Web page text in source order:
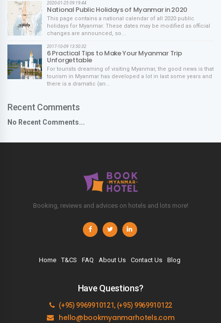
2020-01-25 09:19:44
National Public Holidays of Myanmar in 2020
This page contains a national calendar of all 2020 public
holidays for Myanmar. These dates may be modified as official
changes are announced, so...
2017-10-09 13:50:32
6 Practical Tips to Make Your Myanmar Trip
Unforgettable
For tourists dreaming of visiting Myanmar, the good news is that
tourism in Myanmar has developed a lot in last some years and
there is a dramatic (an...
Recent Comments
No Recent Comments...
Booking, reviews and advices on hotels and lots more!
Home T&CS FAQ About Us Contact Us Blog
Have Questions?
(+95) 9969910121, (+95) 9969910122
hello@bookmyanmarhotels.com